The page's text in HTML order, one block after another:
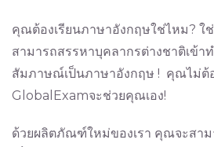
คุณต้องเรียนภาษาอังกฤษใช่ไหม? ใ
สามารถสรรหาบุคลากรต่างชาติเข้า
สัมภาษณ์เป็นภาษาอังกฤษ ! คุณไม่ต้
GlobalExamจะช่วยคุณเอง!
ด้วยผลิตภัณฑ์ใหม่ของเรา คุณจะสาม